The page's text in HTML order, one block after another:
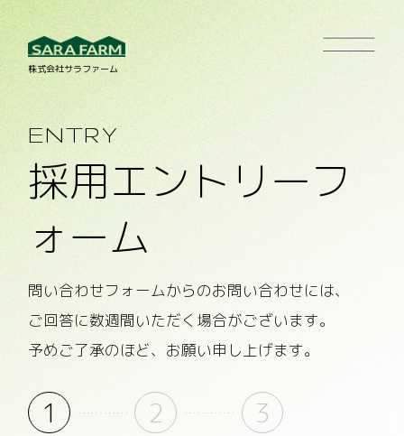
株式会社サラファーム
ENTRY
採用エントリーフ
ォーム
問い合わせフォームからのお問い合わせには、
ご回答に数週間いただく場合がございます。
予めご了承のほど、お願い申し上げます。
1 2 3